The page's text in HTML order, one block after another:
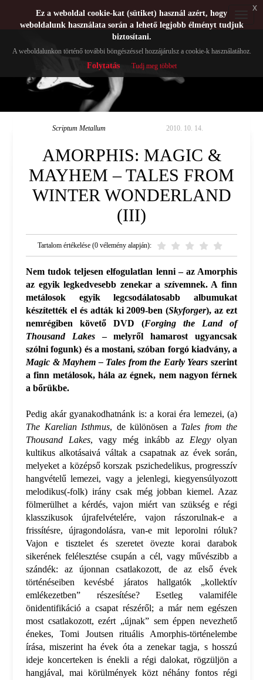
Scriptum Metallum 2010. 10. 14.
AMORPHIS: MAGIC &
MAYHEM – TALES FROM
WINTER WONDERLAND
(III)
Tartalom értékelése (0 vélemény alapján):
Nem tudok teljesen elfogulatlan lenni – az Amorphis
az egyik legkedvesebb zenekar a szívemnek. A finn
metálosok egyik legcsodálatosabb albumukat
készítették el és adták ki 2009-ben (Skyforger), az ezt
nemrégiben követő DVD (Forging the Land of
Thousand Lakes– melyről hamarost ugyancsak
szólni fogunk) és a mostani, szóban forgó kiadvány, a
Magic & Mayhem – Tales from the Early Years szerint
a finn metálosok, hála az égnek, nem nagyon férnek
a bőrükbe.
Pedig akár gyanakodhatnánk is: a korai éra lemezei, (a)
The Karelian Isthmus, de különösen a Tales from the
Thousand Lakes, vagy még inkább az Elegy olyan
kultikus alkotásaivá váltak a csapatnak az évek során,
melyeket a középső korszak pszichedelikus, progresszív
hangvételű lemezei, vagy a jelenlegi, kiegyensúlyozott
melodikus(-folk) irány csak még jobban kiemel. Azaz
fölmerülhet a kérdés, vajon miért van szükség e régi
klasszikusok újrafelvételére, vajon rászorulnak-e a
frissítésre, újragondolásra, van-e mit leporolni róluk?
Vajon e tisztelet és szeretet övezte korai darabok
sikerének felélesztése csupán a cél, vagy művészibb a
szándék: az újonnan csatlakozott, de az első évek
történéseiben kevésbé járatos hallgatók „kollektív
emlékezetben” részesítése? Esetleg valamiféle
önidentifikáció a csapat részéről; a már nem egészen
most csatlakozott, ezért „újnak” sem éppen nevezhető
énekes, Tomi Joutsen rituális Amorphis-történelembe
írása, miszerint ha évek óta a zenekar tagja, s hosszú
ideje koncerteken is énekli a régi dalokat, rögzüljön a
hangjával, mai körülmények közt néhány fontos régi
Ez a weboldal cookie-kat (sütiket) használ azért, hogy
weboldalunk használata során a lehető legjobb élményt tudjuk
biztosítani.
A weboldalunkon történő további böngészéssel hozzájárulsz a cookie-k használatához.
Folytatás Tudj meg többet
x